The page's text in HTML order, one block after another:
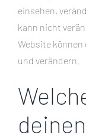
einsehen,
kann nicht
Website
und verändern.